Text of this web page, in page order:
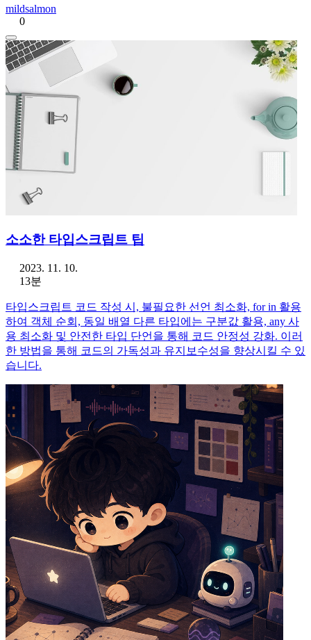
mildsalmon
0
소소한 타입스크립트 팁
2023. 11. 10.
13분
타입스크립트 코드 작성 시, 불필요한 선언 최소화, for in 활용
하여 객체 순회, 동일 배열 다른 타입에는 구분값 활용, any 사
용 최소화 및 안전한 타입 단언을 통해 코드 안정성 강화. 이러
한 방법을 통해 코드의 가독성과 유지보수성을 향상시킬 수 있
습니다.